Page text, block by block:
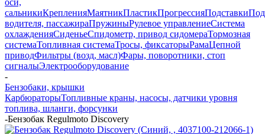
сальникиКрепленияМаятникПластикПрогрессияПодставки
водителя, пассажираПружиныРулевое управлениеСистема
охлажденияСиденьеСпидометр, привод сидомераТормозная
системаТопливная системаТросы, фиксаторыРамаЦепной
приводФильтры (возд, масл)Фары, поворотники, стоп
сигналыЭлектрооборудование
-
Бензобаки, крышки
КарбюраторыТопливные краны, насосы, датчики уровня
топлива, шланги, форсунки
-Бензобак Regulmoto Discovery